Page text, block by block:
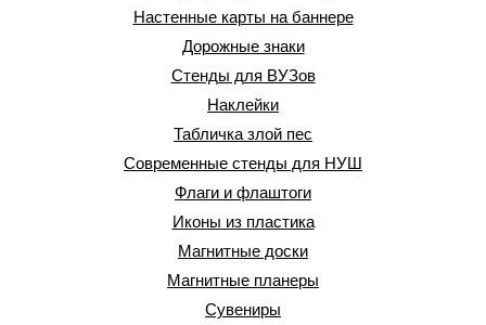
Настенные карты на баннере
Дорожные знаки
Стенды для ВУЗов
Наклейки
Табличка злой пес
Современные стенды для НУШ
Флаги и флаштоги
Иконы из пластика
Магнитные доски
Магнитные планеры
Сувениры